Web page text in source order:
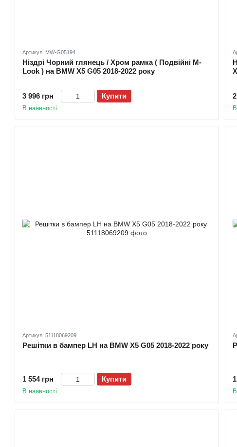
Артикул: MW-G05194
Ніздрі Чорний глянець / Хром рамка ( Подвійні M-
Look ) на BMW X5 G05 2018-2022 року
3 996 грн Купити
В наявності
Артикул: 51118069209
Решітки в бампер LH на BMW X5 G05 2018-2022 року
1 554 грн Купити
В наявності